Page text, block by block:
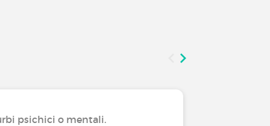
psichici o mentali.